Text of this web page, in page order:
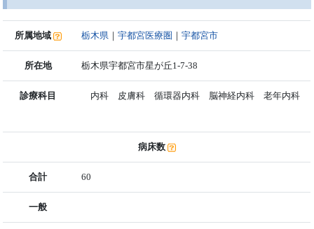
所属地域 栃木県 ｜宇都宮医療圏 ｜宇都宮市
所在地 栃木県宇都宮市星が丘1-7-38
診療科目 内科 皮膚科 循環器内科 脳神経内科 老年内科
病床数
合計 60
一般